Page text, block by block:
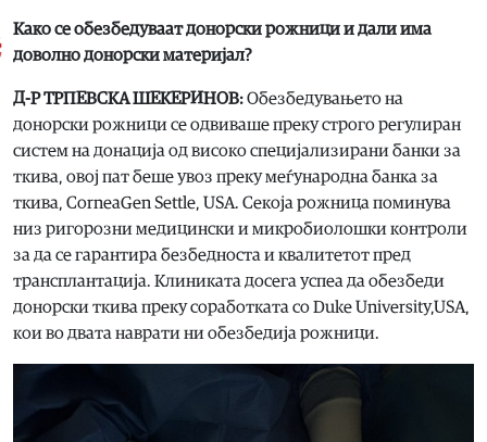
Како се обезбедуваат донорски рожници и дали има
доволно донорски материјал?
Д-Р ТРПЕВСКА ШЕКЕРИНОВ:Обезбедувањето на
донорски рожници се одвиваше преку строго регулиран
систем на донација од високо специјализирани банки за
ткива, овој пат беше увоз преку меѓународна банка за
ткива, CorneaGen Settle, USA. Секоја рожница поминува
низ ригорозни медицински и микробиолошки контроли
за да се гарантира безбедноста и квалитетот пред
трансплантација. Клиниката досега успеа да обезбеди
донорски ткива преку соработката со Duke University,USA,
кои во двата наврати ни обезбедија рожници.